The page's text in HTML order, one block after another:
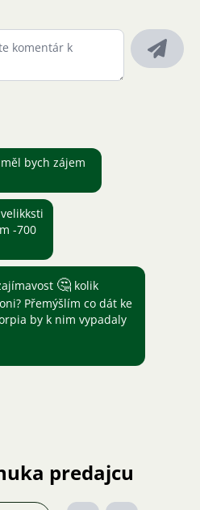
bych zájem
-700
🤔 kolik
Přemýšlím co dát ke
by k nim vypadaly
predajcu